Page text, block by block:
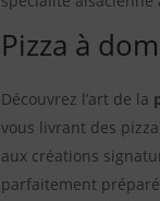
Pizza à
Découvrez l’art de la
vous livrant des
aux créations
parfaitement